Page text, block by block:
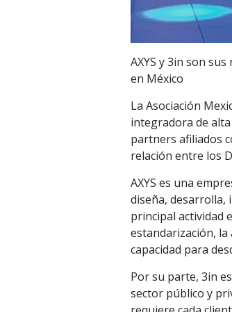
AXYS y 3in son
en México
La Asociación
integradora de
partners afiliados
relación entre los
AXYS es una
diseña, desarrolla,
principal actividad
estandarización, la
capacidad para
Por su parte, 3in
sector público y